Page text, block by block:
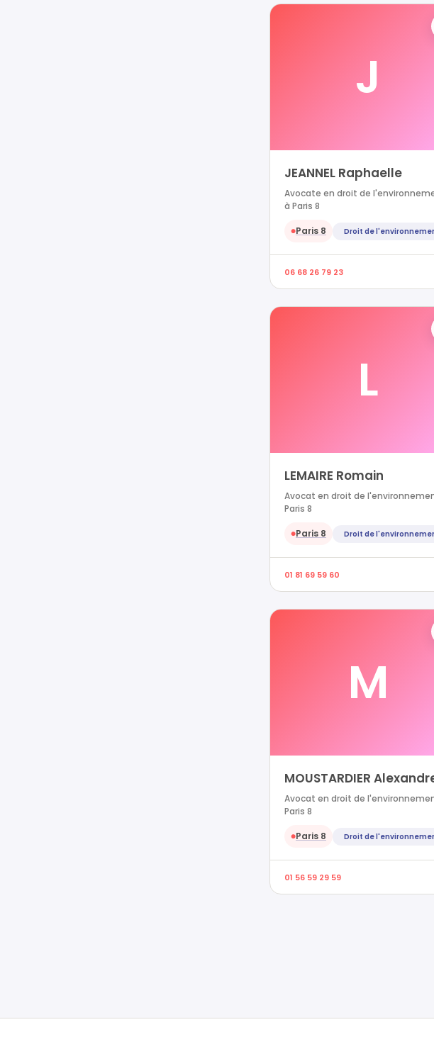
J
JEANNEL Raphaelle
Avocate en droit de
à Paris 8
●Paris 8 Droit de
06 68 26 79 23
L
LEMAIRE Romain
Avocat en droit de
Paris 8
●Paris 8 Droit de
01 81 69 59 60
M
MOUSTARDIER
Avocat en droit de
Paris 8
●Paris 8 Droit de
01 56 59 29 59